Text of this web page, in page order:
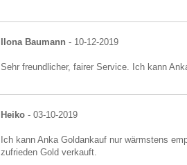
Ilona Baumann - 10-12-2019
Sehr freundlicher, fairer Service. Ich kann
Heiko - 03-10-2019
Ich kann Anka Goldankauf nur wärmstens
zufrieden Gold verkauft.